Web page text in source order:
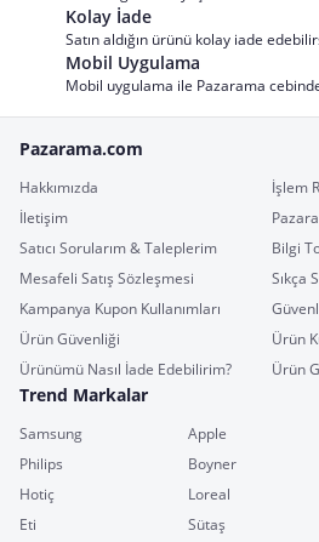
Kolay İade
Satın aldığın ürünü kolay iade
Mobil Uygulama
Mobil uygulama ile Pazarama
Pazarama.com
Hakkımızda
İşlem
İletişim
Satıcı Sorularım & Taleplerim
Bilgi
Mesafeli Satış Sözleşmesi
Sıkça
Kampanya Kupon Kullanımları
Ürün Güvenliği
Ürün
Ürünümü Nasıl İade Edebilirim?
Ürün
Trend Markalar
Samsung Apple
Philips
Boyner
Hotiç
Loreal
Eti
Sütaş